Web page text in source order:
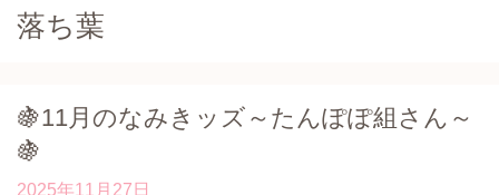
落ち葉
🍇11月のなみきッズ～たんぽぽ組さん～
🍇
2025年11月27日